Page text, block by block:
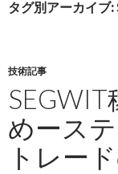
ン
動
タグ別アーカイブ
技術記事
めース
トレー